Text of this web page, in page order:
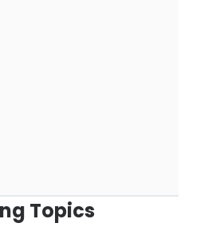
Topics